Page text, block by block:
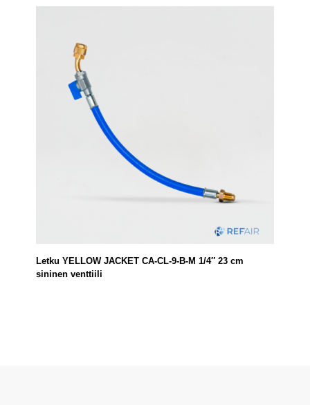
Letku YELLOW JACKET CA-CL-9-B-M 1/4″ 23 cm
sininen venttiili